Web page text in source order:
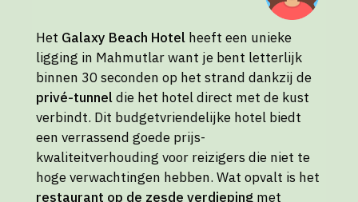
Het Galaxy Beach Hotel heeft een unieke
ligging in Mahmutlar want je bent letterlijk
binnen 30 seconden op het strand dankzij de
privé-tunneldie het hotel direct met de kust
verbindt. Dit budgetvriendelijke hotel biedt
een verrassend goede prijs-
kwaliteitverhouding voor reizigers die niet te
hoge verwachtingen hebben. Wat opvalt is het
restaurant op de zesde verdieping met